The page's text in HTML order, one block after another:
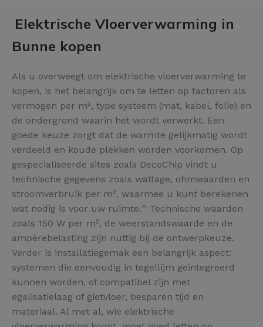
Elektrische Vloerverwarming in
Bunne kopen
Als u overweegt om elektrische vloerverwarming te
kopen, is het belangrijk om te letten op factoren als
vermogen per m², type systeem (mat, kabel, folie) en
de ondergrond waarin het wordt verwerkt. Een
goede keuze zorgt dat de warmte gelijkmatig wordt
verdeeld en koude plekken worden voorkomen. Op
gespecialiseerde sites zoals DecoChip vindt u
technische gegevens zoals wattage, ohmwaarden en
stroomverbruik per m², waarmee u kunt berekenen
wat nodig is voor uw ruimte.^ Technische waarden
zoals 150 W per m², de weerstandswaarde en de
ampèrebelasting zijn nuttig bij de ontwerpkeuze.
Verder is installatiegemak een belangrijk aspect:
systemen die eenvoudig in tegellijm geïntegreerd
kunnen worden, of compatibel zijn met
egalisatielaag of gietvloer, besparen tijd en
materiaal. Al met al, wie elektrische